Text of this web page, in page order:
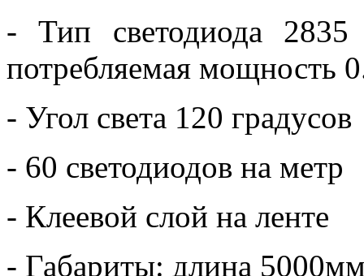
- Тип светодиода 2835
потребляемая мощность
- Угол света 120 градусов
- 60 светодиодов на метр
- Клеевой слой на ленте
- Габариты: длина